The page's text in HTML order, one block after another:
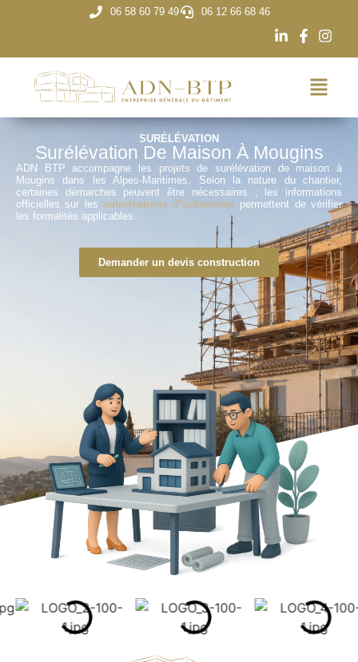
06 58 60 79 49 06 12 66 68 46
SURÉLÉVATION
Surélévation De Maison À Mougins
ADN BTP accompagne les projets de surélévation de maison à
Mougins dans les Alpes-Maritimes. Selon la nature du chantier,
certaines démarches peuvent être nécessaires ; les informations
officielles sur les autorisations d’urbanisme permettent de vérifier
les formalités applicables.
Demander un devis construction